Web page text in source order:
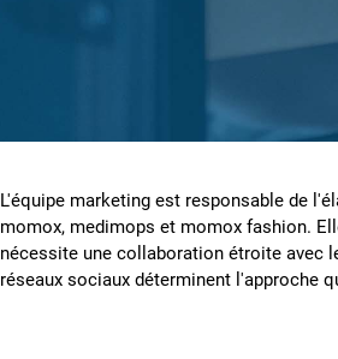
L'équipe marketing est responsable de
momox, medimops et momox fashion.
nécessite une collaboration étroite avec
réseaux sociaux déterminent l'approche